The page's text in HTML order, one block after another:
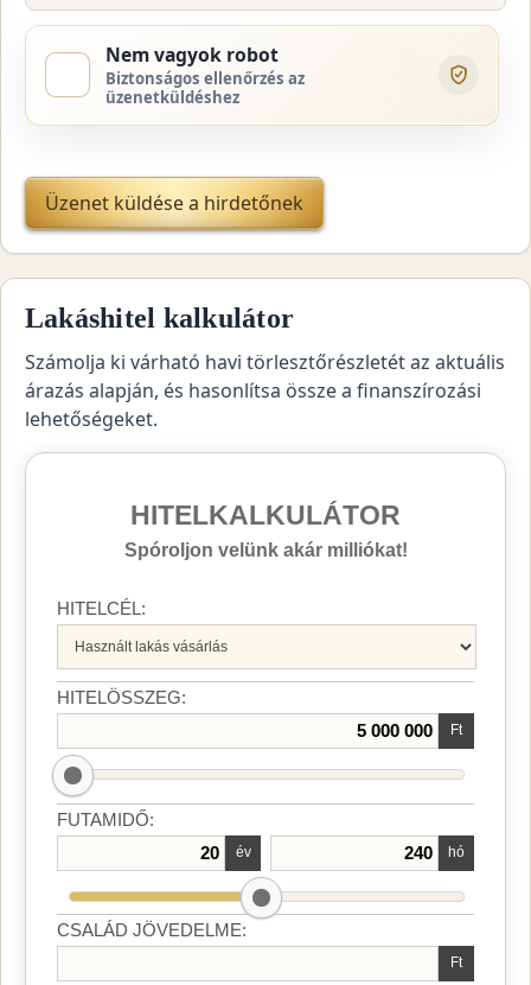
Nem vagyok robot
Biztonságos ellenőrzés az
üzenetküldéshez
Üzenet küldése a hirdetőnek
Lakáshitel kalkulátor
Számolja ki várható havi törlesztőrészletét az aktuális
árazás alapján, és hasonlítsa össze a finanszírozási
lehetőségeket.